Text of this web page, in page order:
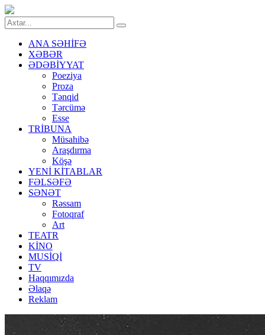
ANA SƏHİFƏ
XƏBƏR
ƏDƏBİYYAT
Poeziya
Proza
Tənqid
Tərcümə
Esse
TRİBUNA
Müsahibə
Araşdırma
Köşə
YENİ KİTABLAR
FƏLSƏFƏ
SƏNƏT
Rəssam
Fotoqraf
Art
TEATR
KİNO
MUSİQİ
TV
Haqqımızda
Əlaqə
Reklam